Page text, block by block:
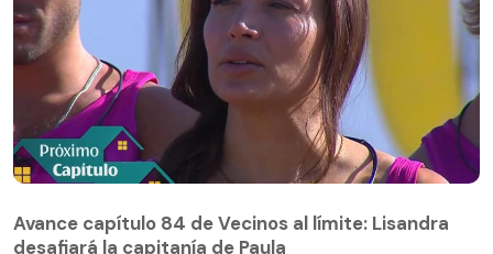
desafiará la capitanía de Paula
Avance capítulo 84 de Vecinos al límite: Lisandra
desafiará la capitanía de Paula